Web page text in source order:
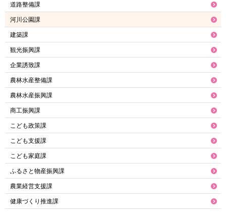
道路整備課
河川公園課
建築課
観光振興課
企業誘致課
農林水産整備課
農林水産振興課
商工振興課
こども政策課
こども支援課
こども家庭課
ふるさと物産振興課
農業経営支援課
健康づくり推進課